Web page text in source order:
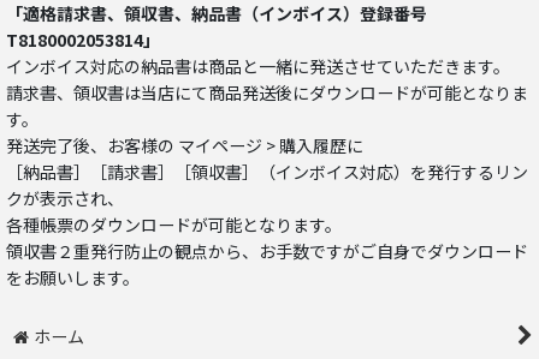
「適格請求書、領収書、納品書（インボイス）登録番号
T8180002053814」
インボイス対応の納品書は商品と一緒に発送させていただきます。
請求書、領収書は当店にて商品発送後にダウンロードが可能となりま
す。
発送完了後、お客様の マイページ > 購入履歴に
［納品書］［請求書］［領収書］（インボイス対応）を発行するリン
クが表示され、
各種帳票のダウンロードが可能となります。
領収書２重発行防止の観点から、お手数ですがご自身でダウンロード
をお願いします。
ホーム